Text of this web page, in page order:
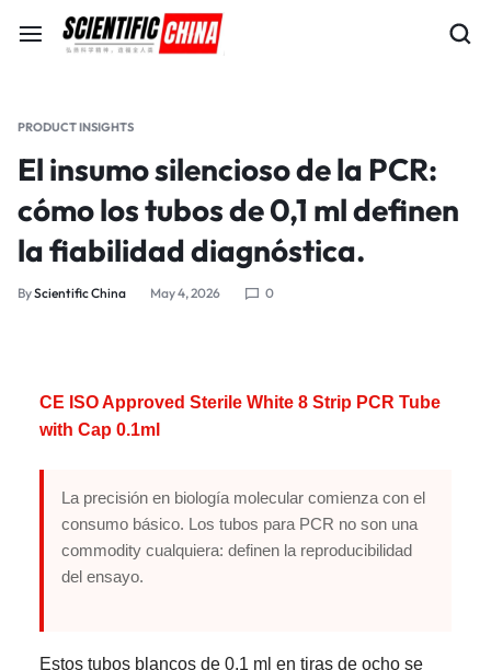
PRODUCT INSIGHTS
El insumo silencioso de la PCR:
cómo los tubos de 0,1 ml definen
la fiabilidad diagnóstica.
ByScientific China May 4, 2026 0
CE ISO Approved Sterile White 8 Strip PCR Tube
with Cap 0.1ml
La precisión en biología molecular comienza con el
consumo básico. Los tubos para PCR no son una
commodity cualquiera: definen la reproducibilidad
del ensayo.
Estos tubos blancos de 0,1 ml en tiras de ocho se